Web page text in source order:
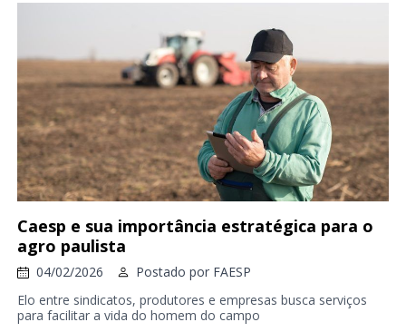
Caesp e sua importância estratégica para o
agro paulista
04/02/2026 Postado por FAESP
Elo entre sindicatos, produtores e empresas busca serviços
para facilitar a vida do homem do campo